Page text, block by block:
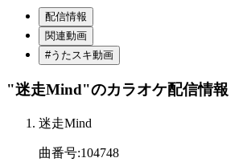
配信情報
関連動画
#うたスキ動画
"迷走Mind"のカラオケ配信情報
迷走Mind
曲番号:104748